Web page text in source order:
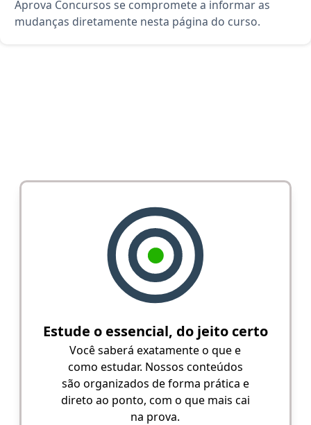
Aprova Concursos se compromete a informar as
mudanças diretamente nesta página do curso.
Estude o essencial, do jeito certo
Você saberá exatamente o que e
como estudar. Nossos conteúdos
são organizados de forma prática e
direto ao ponto, com o que mais cai
na prova.